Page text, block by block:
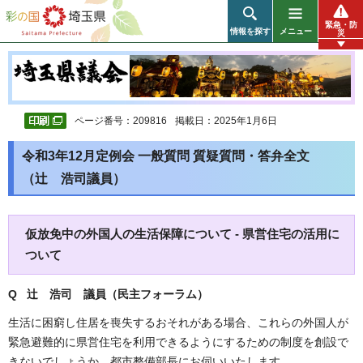
彩の国 埼玉県
情報を探す メニュー
緊急・防
災
ページ番号：209816 掲載日：2025年1月6日
令和3年12月定例会 一般質問 質疑質問・答弁全文
（辻 浩司議員）
仮放免中の外国人の生活保障について - 県営住宅の活用に
ついて
Q 辻 浩司 議員（民主フォーラム）
生活に困窮し住居を喪失するおそれがある場合、これらの外国人が
緊急避難的に県営住宅を利用できるようにするための制度を創設で